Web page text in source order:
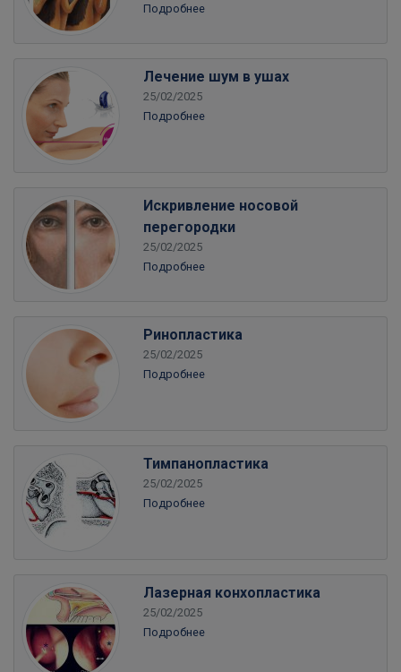
Подробнее
Лечение шум в ушах
25/02/2025
Подробнее
Искривление носовой
перегородки
25/02/2025
Подробнее
Ринопластика
25/02/2025
Подробнее
Тимпанопластика
25/02/2025
Подробнее
Лазерная конхопластика
25/02/2025
Подробнее